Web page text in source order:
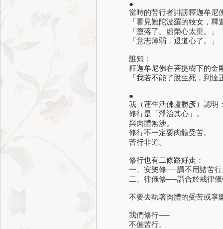
●
當時的苦行者誹謗釋迦牟尼
「看見難陀波羅的牧女，釋
「墮落了。虛榮心太重。」
「意志薄弱，退道心了。」
誰知：
釋迦牟尼佛在菩提樹下的金
「我若不能了脫生死，到達
●
我（蓮生活佛盧勝彥）認明
修行是「淨治其心」。
與肉體無涉。
修行不一定要肉體受苦。
苦行非道。
修行也有二條路好走：
一、安樂修──謂不用諸苦行
二、律儀修──謂合於戒律儀
不要去執著肉體的受苦或享
我們修行──
不偏苦行。